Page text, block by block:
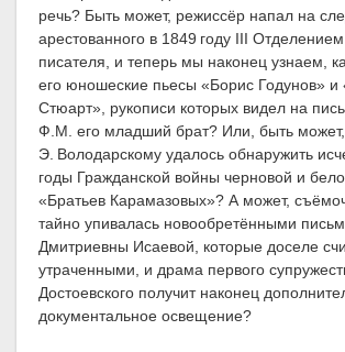
речь? Быть может, режиссёр напал на
арестованного в 1849 году III
писателя, и теперь мы наконец узнаем,
его юношеские пьесы «Борис Годунов»
Стюарт», рукописи которых видел на
Ф.М. его младший брат? Или, быть может,
Э. Володарскому удалось обнаружить
годы Гражданской войны черновой и
«Братьев Карамазовых»? А может,
тайно упивалась новообретёнными
Дмитриевны Исаевой, которые доселе
утраченными, и драма первого
Достоевского получит наконец
документальное освещение?